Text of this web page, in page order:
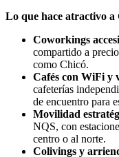
Lo que hace atractivo a
Coworkings
compartido a
como Chicó.
Cafés con WiFi y
cafeterías
de encuentro para
Movilidad
NQS, con
centro o al norte.
Colivings y